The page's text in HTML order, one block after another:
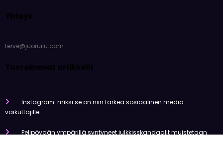
Yhteys
terve@juoruilu.com
Tuoreimmat artikkelit
Instagram: miksi se on niin tärkeä sosiaalinen media
vaikuttajille
Pelipöydän ympärillä syntyneet julkkisskandaalit muistetaan